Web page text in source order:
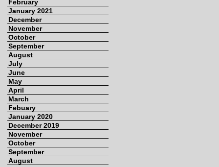
February
January 2021
December
November
October
September
August
July
June
May
April
March
Febuary
January 2020
December 2019
November
October
September
August